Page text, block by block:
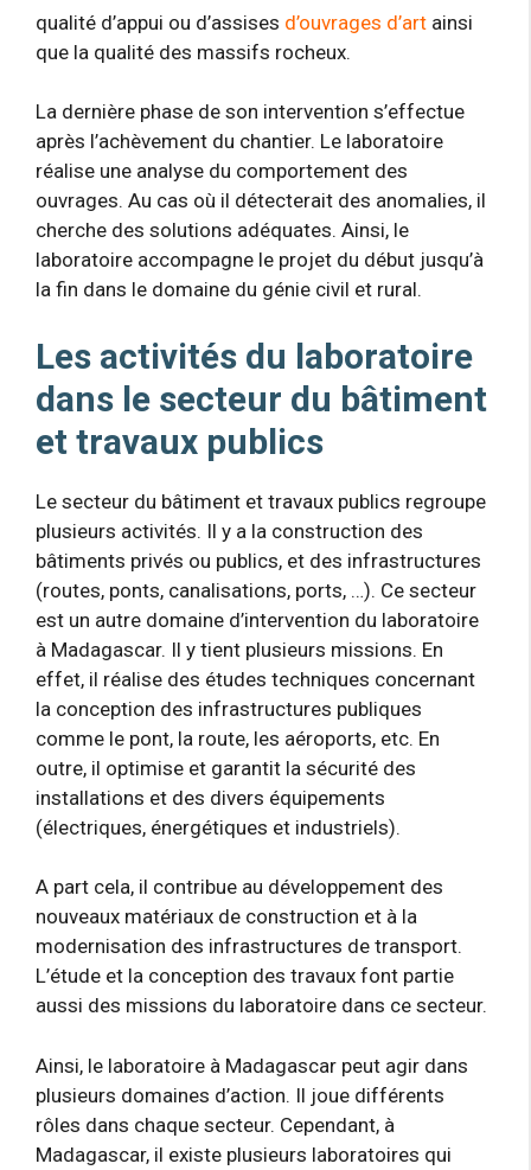
qualité d’appui ou d’assises d’ouvrages d’art ainsi
que la qualité des massifs rocheux.
La dernière phase de son intervention s’effectue
après l’achèvement du chantier. Le laboratoire
réalise une analyse du comportement des
ouvrages. Au cas où il détecterait des anomalies, il
cherche des solutions adéquates. Ainsi, le
laboratoire accompagne le projet du début jusqu’à
la fin dans le domaine du génie civil et rural.
Les activités du laboratoire
dans le secteur du bâtiment
et travaux publics
Le secteur du bâtiment et travaux publics regroupe
plusieurs activités. Il y a la construction des
bâtiments privés ou publics, et des infrastructures
(routes, ponts, canalisations, ports, …). Ce secteur
est un autre domaine d’intervention du laboratoire
à Madagascar. Il y tient plusieurs missions. En
effet, il réalise des études techniques concernant
la conception des infrastructures publiques
comme le pont, la route, les aéroports, etc. En
outre, il optimise et garantit la sécurité des
installations et des divers équipements
(électriques, énergétiques et industriels).
A part cela, il contribue au développement des
nouveaux matériaux de construction et à la
modernisation des infrastructures de transport.
L’étude et la conception des travaux font partie
aussi des missions du laboratoire dans ce secteur.
Ainsi, le laboratoire à Madagascar peut agir dans
plusieurs domaines d’action. Il joue différents
rôles dans chaque secteur. Cependant, à
Madagascar, il existe plusieurs laboratoires qui